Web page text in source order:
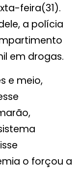
feira(31).
a polícia
em drogas.
e meio,
o forçou a